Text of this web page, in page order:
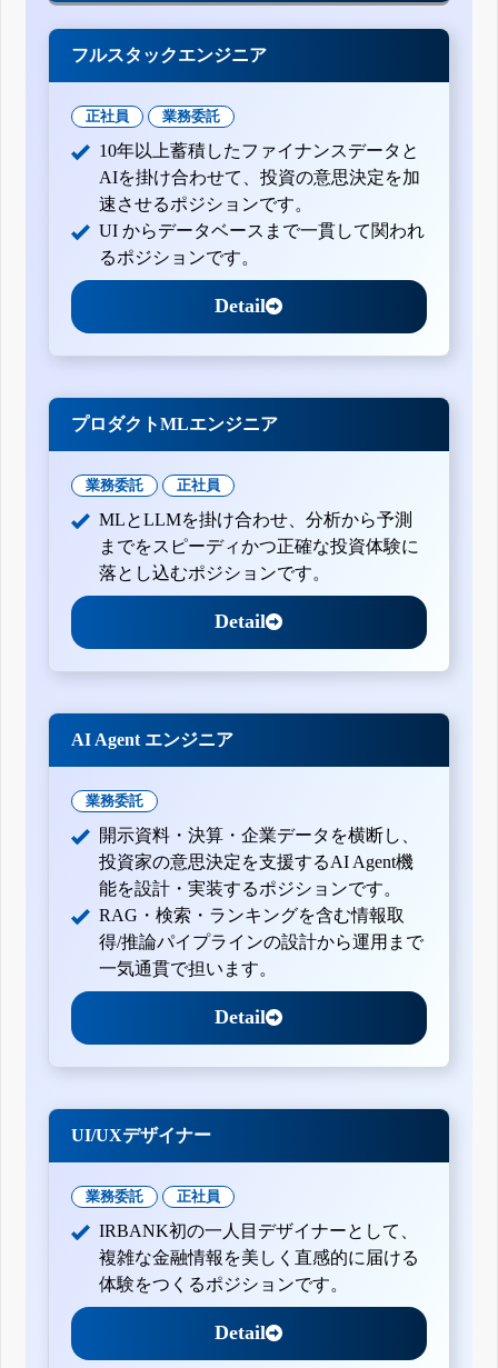
フルスタックエンジニア
正社員 業務委託
10年以上蓄積したファイナンスデータと
AIを掛け合わせて、投資の意思決定を加
速させるポジションです。
UI からデータベースまで一貫して関われ
るポジションです。
Detail
プロダクトMLエンジニア
業務委託 正社員
MLとLLMを掛け合わせ、分析から予測
までをスピーディかつ正確な投資体験に
落とし込むポジションです。
Detail
AI Agent エンジニア
業務委託
開示資料・決算・企業データを横断し、
投資家の意思決定を支援するAI Agent機
能を設計・実装するポジションです。
RAG・検索・ランキングを含む情報取
得/推論パイプラインの設計から運用まで
一気通貫で担います。
Detail
UI/UXデザイナー
業務委託 正社員
IRBANK初の一人目デザイナーとして、
複雑な金融情報を美しく直感的に届ける
体験をつくるポジションです。
Detail